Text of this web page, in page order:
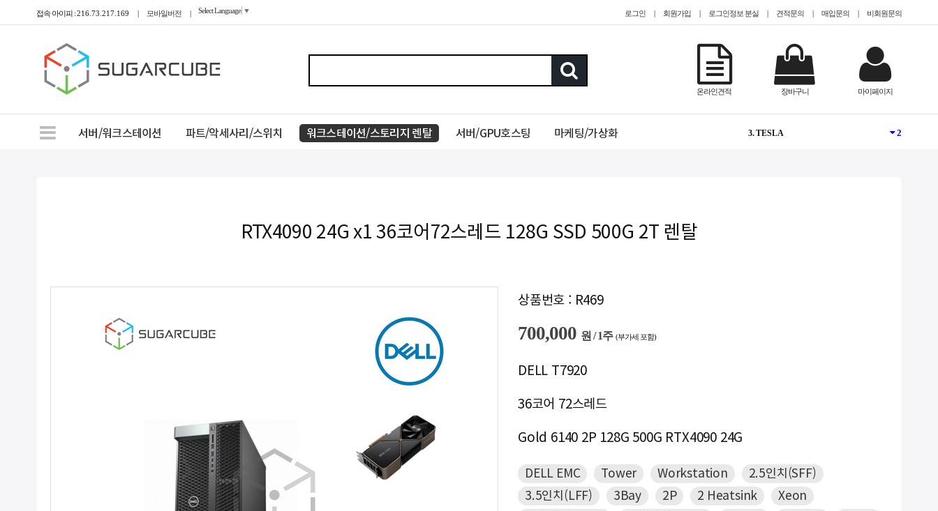
접속 아이피 :216.73.217.169 | 모바일버전 | Select Language ▼ 로그인 | 회원가입 | 로그인정보 분실 | 견적문의 | 매입문의 | 비회원문의
마이페이지
장바구니
온라인견적
서버/워크스테이션 파트/악세사리/스위치 워크스테이션/스토리지 렌탈 서버/GPU호스팅 마케팅/가상화
NEW
1. @Epyc
2. @HDD 미장착
2
3. TESLA
RTX4090 24G x1 36코어72스레드 128G SSD 500G 2T 렌탈
상품번호 : R469
700,000 원 / 1주 (부가세 포함)
DELL T7920
36코어 72스레드
Gold 6140 2P 128G 500G RTX4090 24G
DELL EMC Tower Workstation
2.5인치(SFF)
3.5인치(LFF)
3Bay 2P 2 Heatsink
Xeon